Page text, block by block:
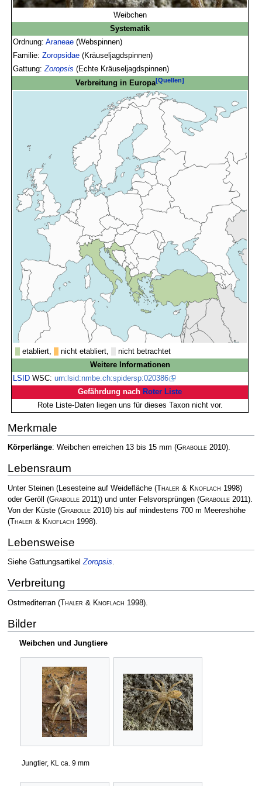
Weibchen
Systematik
Ordnung:Araneae (Webspinnen)
Familie:Zoropsidae (Kräuseljagdspinnen)
Gattung:Zoropsis (Echte Kräuseljagdspinnen)
Verbreitung in Europa[Quellen]
etabliert, nicht etabliert,
nicht betrachtet
Weitere Informationen
LSID WSC:urn:lsid:nmbe.ch:spidersp:020386
Gefährdung nach Roter Liste
Rote Liste-Daten liegen uns für dieses Taxon nicht vor.
Merkmale
Körperlänge: Weibchen erreichen 13 bis 15 mm (Grabolle2010).
Lebensraum
Unter Steinen (Lesesteine auf Weidefläche (Thaler & Knoflach 1998)
oder Geröll (Grabolle2011)) und unter Felsvorsprüngen (Grabolle2011).
Von der Küste (Grabolle2010)bis auf mindestens 700 m Meereshöhe
(Thaler & Knoflach 1998).
Lebensweise
Siehe GattungsartikelZoropsis.
Verbreitung
Ostmediterran (Thaler & Knoflach 1998).
Bilder
Weibchen und Jungtiere
Jungtier, KL ca. 9 mm